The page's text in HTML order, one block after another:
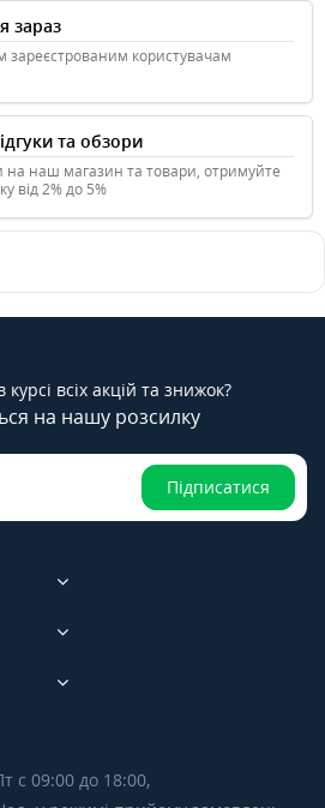
зараз
зареєстрованим користувачам
та обзори
на наш магазин та товари, отримуйте
від 2% до 5%
всіх акцій та знижок?
на нашу розсилку
Підписатися
с 09:00 до 18:00,